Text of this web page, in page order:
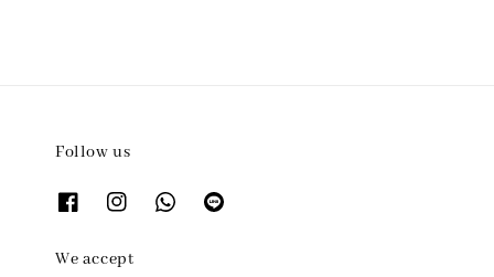
Follow us
We accept